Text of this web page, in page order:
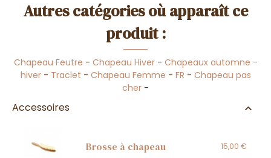
Autres catégories où apparaît ce
produit :
Chapeau Feutre - Chapeau Hiver- Chapeaux automne -
hiver- Traclet - Chapeau Femme - FR - Chapeau pas
cher -
Accessoires
Brosse à chapeau 15,00 €